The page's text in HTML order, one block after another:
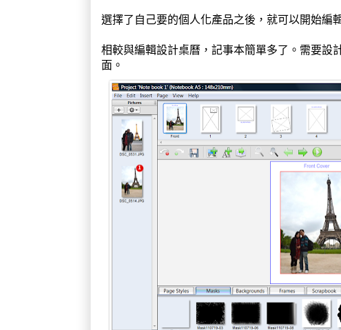
選擇了自己要的個人化產品之後，就可以開始編
相較與編輯設計桌曆，記事本簡單多了。需要設
面。